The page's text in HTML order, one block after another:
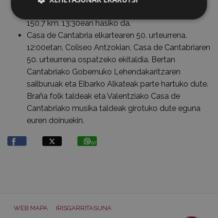
150,7 km. 13:30ean hasiko da.
Casa de Cantabria elkartearen 50. urteurrena.
12:00etan, Coliseo Antzokian, Casa de Cantabriaren
50. urteurrena ospatzeko ekitaldia. Bertan
Cantabriako Gobernuko Lehendakaritzaren
sailburuak eta Eibarko Alkateak parte hartuko dute.
Braña folk taldeak eta Valentziako Casa de
Cantabriako musika taldeak girotuko dute eguna
euren doinuekin.
Partekatu
WEB MAPA
IRISGARRITASUNA